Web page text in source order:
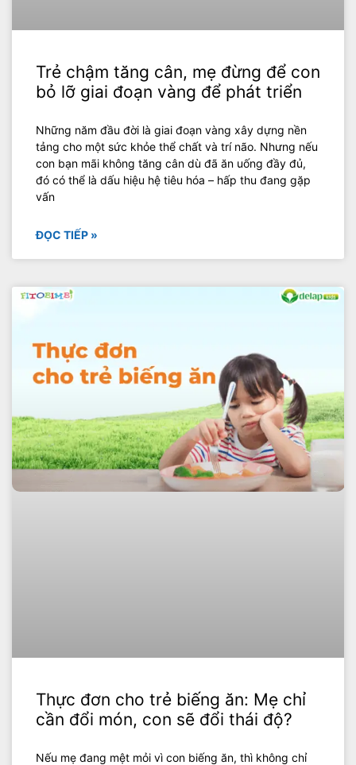
Trẻ chậm tăng cân, mẹ đừng để con
bỏ lỡ giai đoạn vàng để phát triển
Những năm đầu đời là giai đoạn vàng xây dựng nền
tảng cho một sức khỏe thể chất và trí não. Nhưng nếu
con bạn mãi không tăng cân dù đã ăn uống đầy đủ,
đó có thể là dấu hiệu hệ tiêu hóa – hấp thu đang gặp
vấn
ĐỌC TIẾP »
Thực đơn cho trẻ biếng ăn: Mẹ chỉ
cần đổi món, con sẽ đổi thái độ?
Nếu mẹ đang mệt mỏi vì con biếng ăn, thì không chỉ